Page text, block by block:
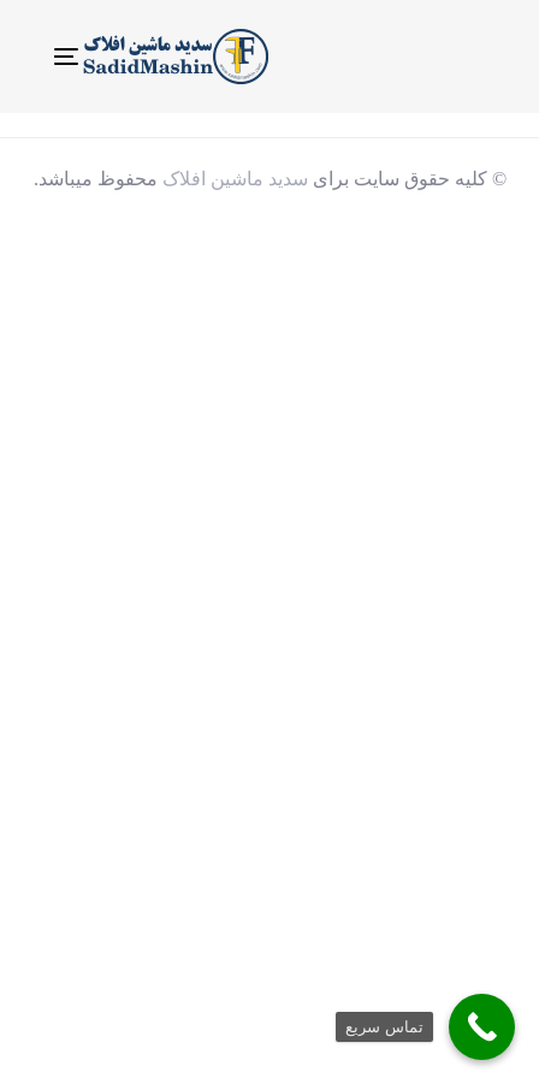
ناوبری
© کلیه حقوق سایت برای سدید ماشین افلاک محفوظ میباشد.
تماس سریع